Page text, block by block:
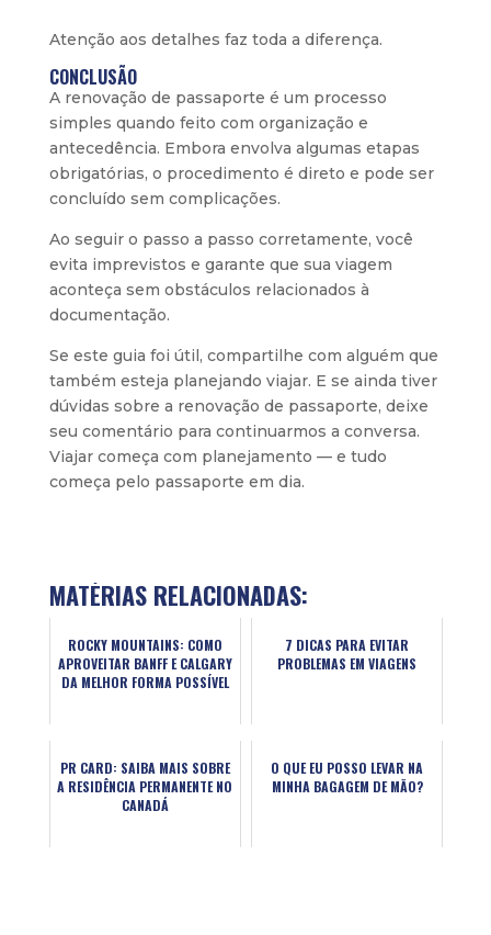
Atenção aos detalhes faz toda a diferença.
CONCLUSÃO
A renovação de passaporte é um processo
simples quando feito com organização e
antecedência. Embora envolva algumas etapas
obrigatórias, o procedimento é direto e pode ser
concluído sem complicações.
Ao seguir o passo a passo corretamente, você
evita imprevistos e garante que sua viagem
aconteça sem obstáculos relacionados à
documentação.
Se este guia foi útil, compartilhe com alguém que
também esteja planejando viajar. E se ainda tiver
dúvidas sobre a renovação de passaporte, deixe
seu comentário para continuarmos a conversa.
Viajar começa com planejamento — e tudo
começa pelo passaporte em dia.
MATÉRIAS RELACIONADAS:
ROCKY MOUNTAINS: COMO
APROVEITAR BANFF E CALGARY
DA MELHOR FORMA POSSÍVEL
7 DICAS PARA EVITAR
PROBLEMAS EM VIAGENS
PR CARD: SAIBA MAIS SOBRE
A RESIDÊNCIA PERMANENTE NO
CANADÁ
O QUE EU POSSO LEVAR NA
MINHA BAGAGEM DE MÃO?